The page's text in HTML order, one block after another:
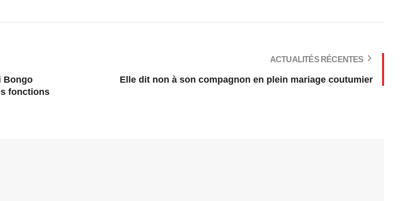
Bongo
fonctions
ACTUALITÉS RÉCENTES
Elle dit non à son compagnon en plein mariage coutumier